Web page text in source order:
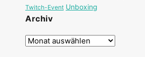
Twitch-Event Unboxing
Archiv